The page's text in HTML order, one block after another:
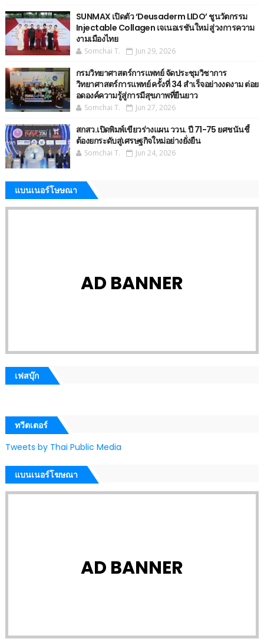
SUNMAX เปิดตัว ‘Deusaderm LIDO’ ชูนวัตกรรม
Injectable Collagen เจเนอเรชันใหม่ สู่วงการความ
งามเมืองไทย
Somchai T. Jun 29, 2026
กรมวิทยาศาสตร์การแพทย์ จัดประชุมวิชาการ
วิทยาศาสตร์การแพทย์ ครั้งที่ 34 สำเร็จอย่างงดงาม ต่อย
อดองค์ความรู้สู่การมีสุขภาพที่ยืนยาว
Somchai T. Jun 27, 2026
สกสว.เปิดพิมพ์เขียวร่างแผน ววน. ปี 71-75 ยศชนันชี้
ต้องยกระดับสู่เศรษฐกิจใหม่อย่างยั่งยืน
Somchai T. Jun 24, 2026
แบนเนอร์โษษณา
AD BANNER
เฟสบุ๊ก
ทวีตเตอร์
Tweets by Thai Public Media
แบนเนอร์โฆษณา
AD BANNER